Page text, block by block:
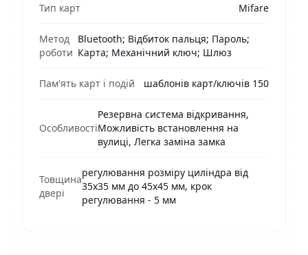
Тип карт Mifare
Метод
роботи
Bluetooth; Відбиток пальця; Пароль;
Карта; Механічний ключ; Шлюз
Пам'ять карт і подій шаблонів карт/ключів 150
Особливості
Резервна система відкривання,
Можливість встановлення на
вулиці, Легка заміна замка
Товщина
двері
регулювання розміру циліндра від
35х35 мм до 45х45 мм, крок
регулювання - 5 мм